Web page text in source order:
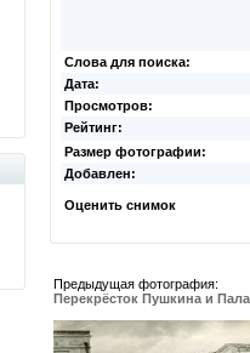
Слова для поиска:
Дата:
Просмотров:
Рейтинг:
Размер фотографии:
Добавлен:
Оценить снимок
Предыдущая фотография:
Перекрёсток Пушкина и